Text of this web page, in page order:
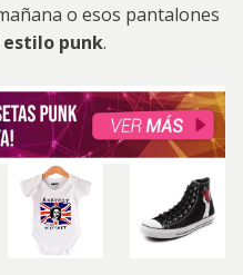
o esos pantalones
estilo punk.